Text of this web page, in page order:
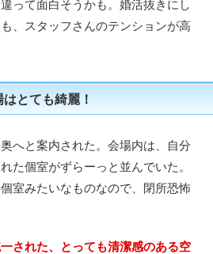
って面白そうかも。婚活抜きにし
、スタッフさんのテンションが高
とても綺麗！
へと案内された。会場内は、自分
た個室がずらーっと並んでいた。
室みたいなものなので、閉所恐怖
された、とっても清潔感のある空